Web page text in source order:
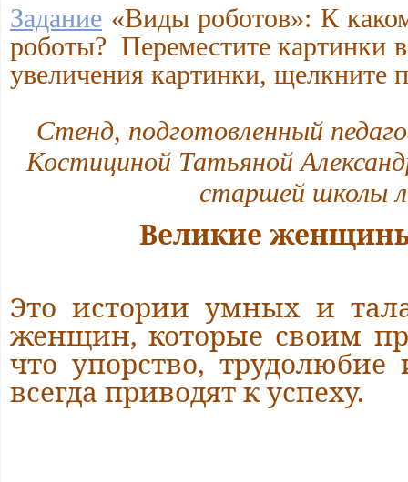
Задание «Виды роботов»: К
роботы? Переместите картинки
увеличения картинки,
Стенд, подготовленный
Костициной Татьяной
старшей школы
Великие
Это истории умных и
женщин, которые своим
что упорство,
всегда приводят к успеху.